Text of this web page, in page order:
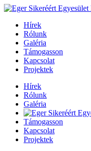
Hírek
Rólunk
Galéria
Támogasson
Kapcsolat
Projektek
Hírek
Rólunk
Galéria
Támogasson
Kapcsolat
Projektek